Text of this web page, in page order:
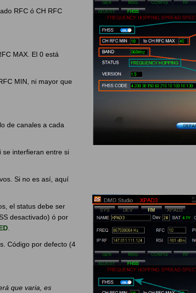
RFC ó CH RFC
MAX. El 0 está
MIN, ni mayor que
de canales a cada
se interfieran entre si
Si no es así, aquí
el status debe ser
desactivado) ó por
Código por defecto (4
que varia, es